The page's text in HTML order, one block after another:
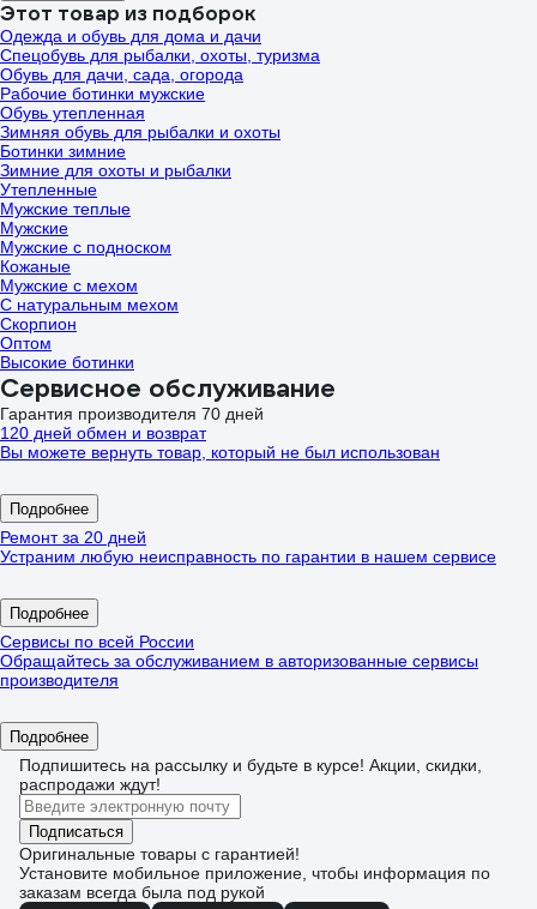
Этот товар из подборок
Одежда и обувь для дома и дачи
Спецобувь для рыбалки, охоты, туризма
Обувь для дачи, сада, огорода
Рабочие ботинки мужские
Обувь утепленная
Зимняя обувь для рыбалки и охоты
Ботинки зимние
Зимние для охоты и рыбалки
Утепленные
Мужские теплые
Мужские
Мужские с подноском
Кожаные
Мужские с мехом
С натуральным мехом
Скорпион
Оптом
Высокие ботинки
Сервисное обслуживание
Гарантия производителя 70 дней
120 дней обмен и возврат
Вы можете вернуть товар, который не был использован
Подробнее
Ремонт за 20 дней
Устраним любую неисправность по гарантии в нашем сервисе
Подробнее
Сервисы по всей России
Обращайтесь за обслуживанием в авторизованные сервисы
производителя
Подробнее
Подпишитесь на рассылку и будьте в курсе! Акции, скидки,
распродажи ждут!
Подписаться
Оригинальные товары с гарантией!
Установите мобильное приложение, чтобы информация по
заказам всегда была под рукой